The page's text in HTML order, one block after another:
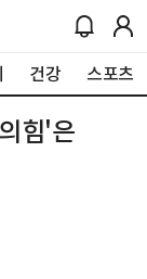
건강 스포츠
힘'은